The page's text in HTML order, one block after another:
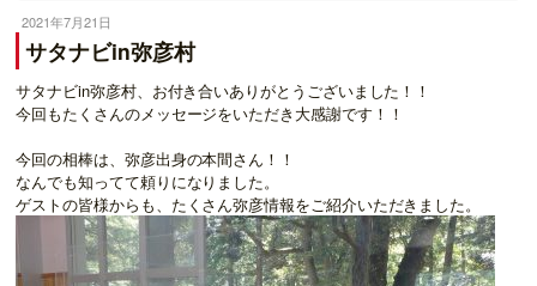
2021年7月21日
サタナビin弥彦村
サタナビin弥彦村、お付き合いありがとうございました！！
今回もたくさんのメッセージをいただき大感謝です！！
今回の相棒は、弥彦出身の本間さん！！
なんでも知ってて頼りになりました。
ゲストの皆様からも、たくさん弥彦情報をご紹介いただきました。